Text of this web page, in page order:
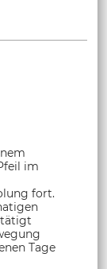
im
fort.
Tage